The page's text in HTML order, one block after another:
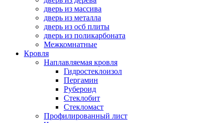
дверь из массива
дверь из металла
дверь из осб плиты
дверь из поликарбоната
Межкомнатные
Кровля
Наплавляемая кровля
Гидростеклоизол
Пергамин
Рубероид
Стеклобит
Стекломаст
Профилированный лист